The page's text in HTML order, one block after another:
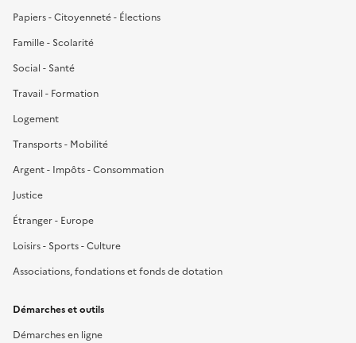
Papiers - Citoyenneté - Élections
Famille - Scolarité
Social - Santé
Travail - Formation
Logement
Transports - Mobilité
Argent - Impôts - Consommation
Justice
Étranger - Europe
Loisirs - Sports - Culture
Associations, fondations et fonds de dotation
Démarches et outils
Démarches en ligne